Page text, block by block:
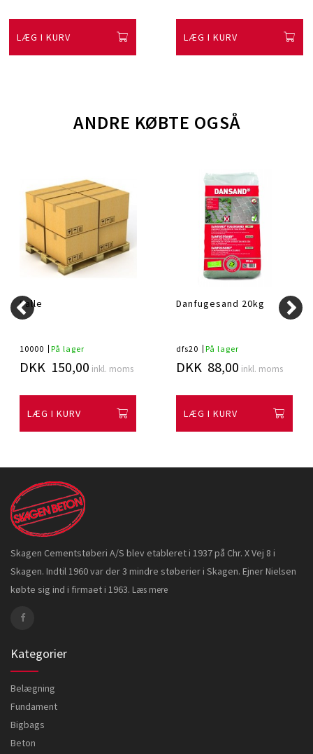
LÆG I KURV LÆG I KURV
ANDRE KØBTE OGSÅ
Palle
10000 På lager
DKK 150,00 inkl. moms
LÆG I KURV
Danfugesand 20kg
dfs20 På lager
DKK 88,00 inkl. moms
LÆG I KURV
Skagen Cementstøberi A/S blev etableret i 1937 på Chr. X Vej 8 i
Skagen. Indtil 1960 var der 3 mindre støberier i Skagen. Ejner Nielsen
købte sig ind i firmaet i 1963. Læs mere
Kategorier
Belægning
Fundament
Bigbags
Beton